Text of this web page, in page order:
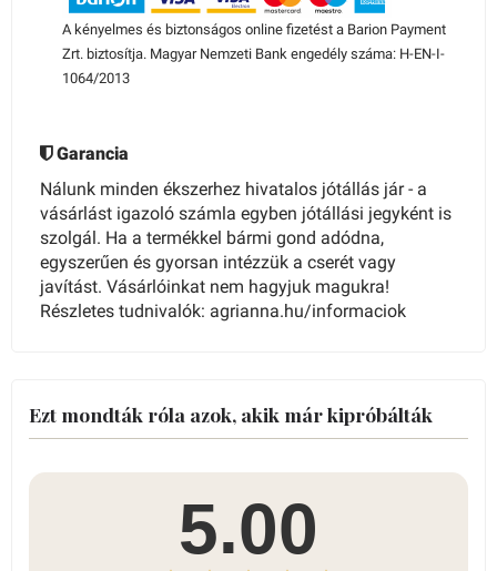
A kényelmes és biztonságos online fizetést a Barion Payment
Zrt. biztosítja. Magyar Nemzeti Bank engedély száma: H-EN-I-
1064/2013
Garancia
Nálunk minden ékszerhez hivatalos jótállás jár - a
vásárlást igazoló számla egyben jótállási jegyként is
szolgál. Ha a termékkel bármi gond adódna,
egyszerűen és gyorsan intézzük a cserét vagy
javítást. Vásárlóinkat nem hagyjuk magukra!
Részletes tudnivalók: agrianna.hu/informaciok
Ezt mondták róla azok, akik már kipróbálták
5.00